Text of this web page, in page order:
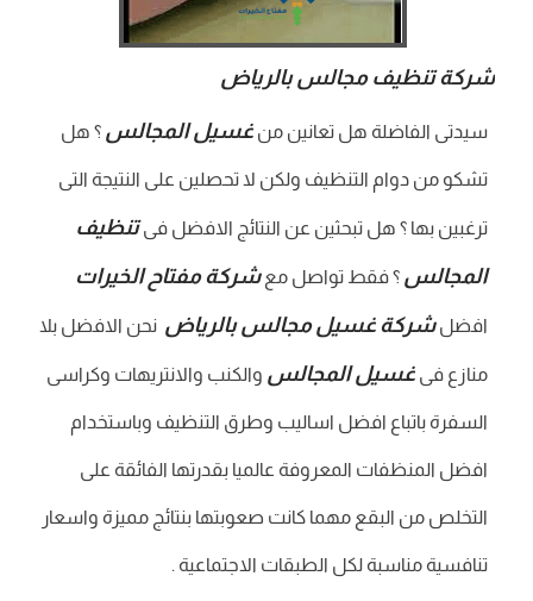
شركة تنظيف مجالس بالرياض
سيدتى الفاضلة هل تعانين منغسيل المجالس ؟ هل
تشكو من دوام التنظيف ولكن لا تحصلين على النتيجة التى
ترغبين بها ؟ هل تبحثين عن النتائج الافضل فىتنظيف
المجالس ؟ فقط تواصل معشركة مفتاح الخيرات
افضلشركة غسيل مجالس بالرياضنحن الافضل بلا
منازع فىغسيل المجالس والكنب والانتريهات وكراسى
السفرة باتباع افضل اساليب وطرق التنظيف وباستخدام
افضل المنظفات المعروفة عالميا بقدرتها الفائقة على
التخلص من البقع مهما كانت صعوبتها بنتائج مميزة واسعار
تنافسية مناسبة لكل الطبقات الاجتماعية .